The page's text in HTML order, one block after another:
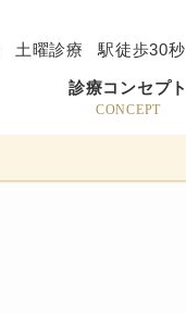
土曜診療 駅徒歩30秒
診療コンセプト
CONCEPT